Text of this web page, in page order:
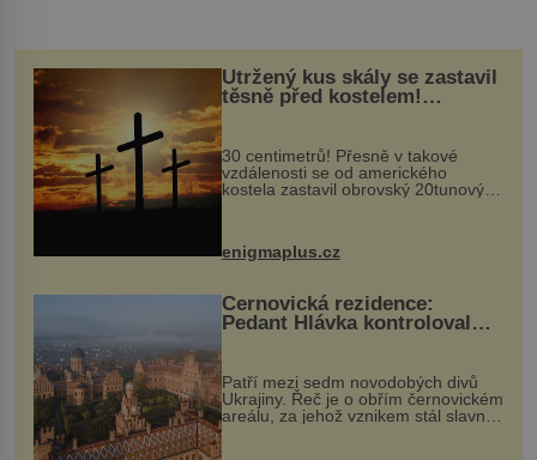
Utržený kus skály se zastavil
těsně před kostelem!
Ochránila ho boží síla?
30 centimetrů! Přesně v takové
vzdálenosti se od amerického
kostela zastavil obrovský 20tunový
...
enigmaplus.cz
Černovická rezidence:
Pedant Hlávka kontroloval
Patří mezi sedm novodobých divů
Ukrajiny. Řeč je o obřím černovickém
areálu, za jehož vznikem stál slavný
český architekt Josef Hlávka. Ten si
na něm dal mimořádně záležet. Jeho